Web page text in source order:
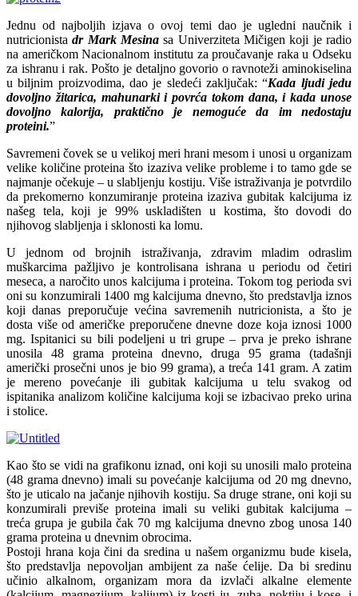
Jednu od najboljih izjava o ovoj temi dao je ugledni naučnik i
nutricionistadr Mark Mesina sa Univerziteta Mičigen koji je radio
na američkom Nacionalnom institutu za proučavanje raka u Odseku
za ishranu i rak. Pošto je detaljno govorio o ravnoteži aminokiselina
u biljnim proizvodima, dao je sledeći zaključak: “Kada ljudi jedu
dovoljno žitarica, mahunarki i povrća tokom dana, i kada unose
dovoljno kalorija, praktično je nemoguće da im nedostaju
proteini.”
Savremeni čovek se u velikoj meri hrani mesom i unosi u organizam
velike količine proteina što izaziva velike probleme i to tamo gde se
najmanje očekuje – u slabljenju kostiju. Više istraživanja je potvrdilo
da prekomerno konzumiranje proteina izaziva gubitak kalcijuma iz
našeg tela, koji je 99% uskladišten u kostima, što dovodi do
njihovog slabljenja i sklonosti ka lomu.
U jednom od brojnih istraživanja, zdravim mladim odraslim
muškarcima pažljivo je kontrolisana ishrana u periodu od četiri
meseca, a naročito unos kalcijuma i proteina. Tokom tog perioda svi
oni su konzumirali 1400 mg kalcijuma dnevno, što predstavlja iznos
koji danas preporučuje većina savremenih nutricionista, a što je
dosta više od američke preporučene dnevne doze koja iznosi 1000
mg. Ispitanici su bili podeljeni u tri grupe – prva je preko ishrane
unosila 48 grama proteina dnevno, druga 95 grama (tadašnji
američki prosečni unos je bio 99 grama), a treća 141 gram. A zatim
je mereno povećanje ili gubitak kalcijuma u telu svakog od
ispitanika analizom količine kalcijuma koji se izbacivao preko urina
i stolice.
Kao što se vidi na grafikonu iznad, oni koji su unosili malo proteina
(48 grama dnevno) imali su povećanje kalcijuma od 20 mg dnevno,
što je uticalo na jačanje njihovih kostiju. Sa druge strane, oni koji su
konzumirali previše proteina imali su veliki gubitak kalcijuma –
treća grupa je gubila čak 70 mg kalcijuma dnevno zbog unosa 140
grama proteina u dnevnim obrocima.
Postoji hrana koja čini da sredina u našem organizmu bude kisela,
što predstavlja nepovoljan ambijent za naše ćelije. Da bi sredinu
učinio alkalnom, organizam mora da izvlači alkalne elemente